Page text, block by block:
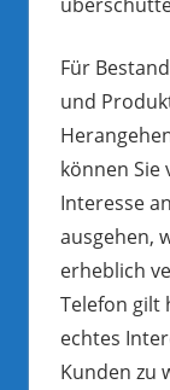
Für
und
können Sie
Interesse
ausgehen,
erheblich
Telefon gilt
echtes
Kunden zu